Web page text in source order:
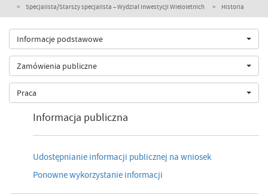
Specjalista/Starszy specjalista – Wydział Inwestycji Wieloletnich Historia
Informacje podstawowe
Zamówienia publiczne
Praca
Informacja publiczna
Udostępnianie informacji publicznej na wniosek
Ponowne wykorzystanie informacji